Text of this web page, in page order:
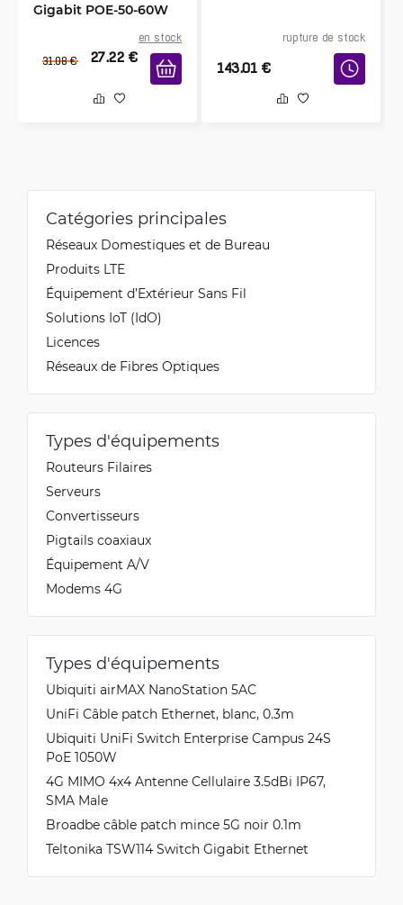
Gigabit POE-50-60W
en stock
31.08 € 27.22 €
rupture de stock
143.01 €
Catégories principales
Réseaux Domestiques et de Bureau
Produits LTE
Équipement d’Extérieur Sans Fil
Solutions IoT (IdO)
Licences
Réseaux de Fibres Optiques
Types d'équipements
Routeurs Filaires
Serveurs
Convertisseurs
Pigtails coaxiaux
Équipement A/V
Modems 4G
Types d'équipements
Ubiquiti airMAX NanoStation 5AC
UniFi Câble patch Ethernet, blanc, 0.3m
Ubiquiti UniFi Switch Enterprise Campus 24S
PoE 1050W
4G MIMO 4x4 Antenne Cellulaire 3.5dBi IP67,
SMA Male
Broadbe câble patch mince 5G noir 0.1m
Teltonika TSW114 Switch Gigabit Ethernet